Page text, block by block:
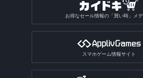
お得なセール情報の「買い時」メ
スマホゲーム情報サイト